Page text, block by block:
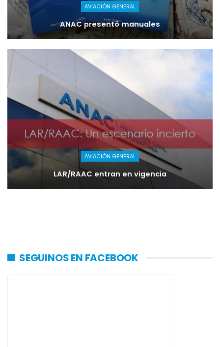
AVIACIÓN GENERAL
ANAC presentó manuales
AVIACIÓN GENERAL
LAR/RAAC entran en vigencia
SEGUINOS EN FACEBOOK